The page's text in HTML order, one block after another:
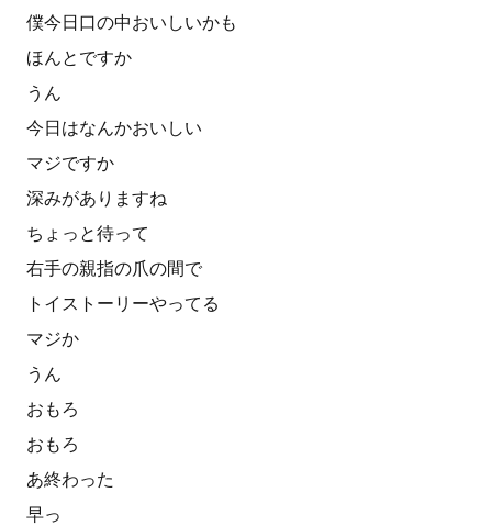
僕今日口の中おいしいかも
ほんとですか
うん
今日はなんかおいしい
マジですか
深みがありますね
ちょっと待って
右手の親指の爪の間で
トイストーリーやってる
マジか
うん
おもろ
おもろ
あ終わった
早っ